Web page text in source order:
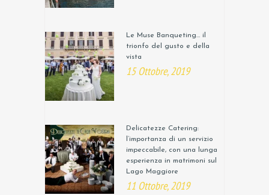
Le Muse Banqueting… il
trionfo del gusto e della
vista
15 Ottobre, 2019
Delicatezze Catering:
l’importanza di un servizio
impeccabile, con una lunga
esperienza in matrimoni sul
Lago Maggiore
11 Ottobre, 2019